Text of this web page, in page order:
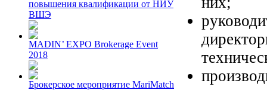
повышения квалификации от НИУ
ВШЭ
MADIN’ EXPO Brokerage Event
2018
Брокерское мероприятие MariMatch